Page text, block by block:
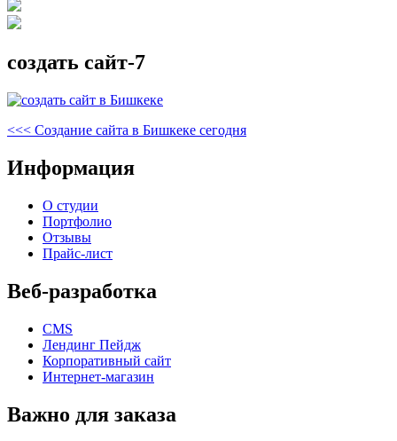
создать сайт-7
Навигация
по
записям
Предыдущая
<<< Создание сайта в Бишкеке сегодня
Информация
О студии
Портфолио
Отзывы
Прайс-лист
Веб-разработка
CMS
Лендинг Пейдж
Корпоративный сайт
Интернет-магазин
Важно для заказа